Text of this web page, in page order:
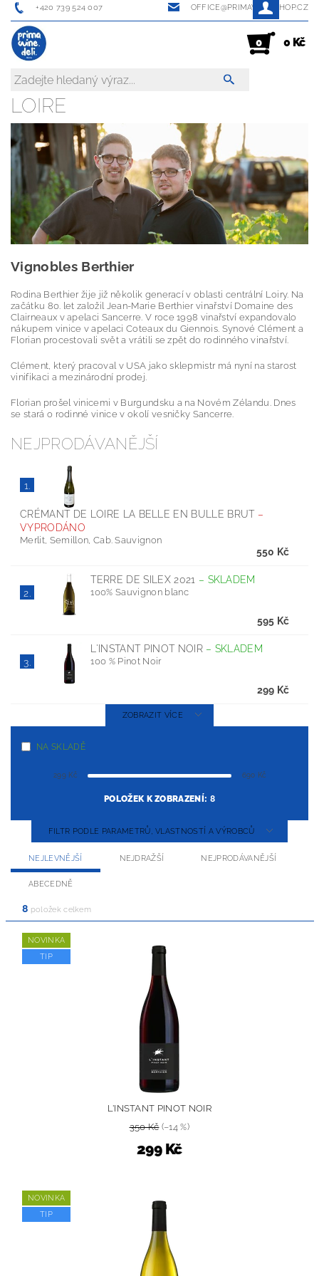
+420 739 524 007 OFFICE@PRIMAWINESHOP.CZ
0 0 Kč
LOIRE
Vignobles Berthier
Rodina Berthier žije již několik generací v oblasti centrální Loiry. Na
začátku 80. let založil Jean-Marie Berthier vinařství Domaine des
Clairneaux v apelaci Sancerre. V roce 1998 vinařství expandovalo
nákupem vinice v apelaci Coteaux du Giennois. Synové Clément a
Florian procestovali svět a vrátili se zpět do rodinného vinařství.
Clément, který pracoval v USA jako sklepmistr má nyní na starost
vinifikaci a mezinárodní prodej.
Florian prošel vinicemi v Burgundsku a na Novém Zélandu. Dnes
se stará o rodinné vinice v okolí vesničky Sancerre.
NEJPRODÁVANĚJŠÍ
1.
CRÉMANT DE LOIRE LA BELLE EN BULLE BRUT –
VYPRODÁNO
Merlit, Semillon, Cab. Sauvignon
550 Kč
2.
TERRE DE SILEX 2021 – SKLADEM
100% Sauvignon blanc
595 Kč
3.
L'INSTANT PINOT NOIR – SKLADEM
100 % Pinot Noir
299 Kč
ZOBRAZIT VÍCE
NA SKLADĚ
299 Kč 690 Kč
POLOŽEK K ZOBRAZENÍ: 8
FILTR PODLE PARAMETRŮ, VLASTNOSTÍ A VÝROBCŮ
NEJLEVNĚJŠÍ NEJDRAŽŠÍ NEJPRODÁVANĚJŠÍ
ABECEDNĚ
8 položek celkem
NOVINKA
TIP
L'INSTANT PINOT NOIR
350 Kč(–14 %)
299 Kč
NOVINKA
TIP